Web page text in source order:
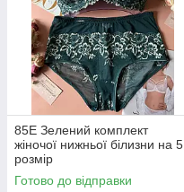
85Е Зелений комплект
жіночої нижньої білизни на 5
розмір
Готово до відправки